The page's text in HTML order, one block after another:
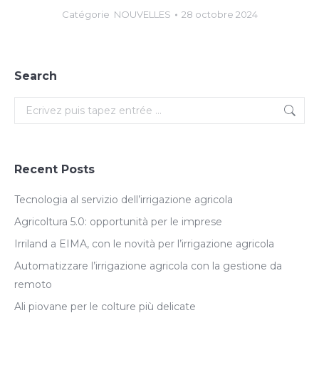
Catégorie NOUVELLES 28 octobre 2024
Search
Search:
Recent Posts
Tecnologia al servizio dell’irrigazione agricola
Agricoltura 5.0: opportunità per le imprese
Irriland a EIMA, con le novità per l’irrigazione agricola
Automatizzare l’irrigazione agricola con la gestione da
remoto
Ali piovane per le colture più delicate